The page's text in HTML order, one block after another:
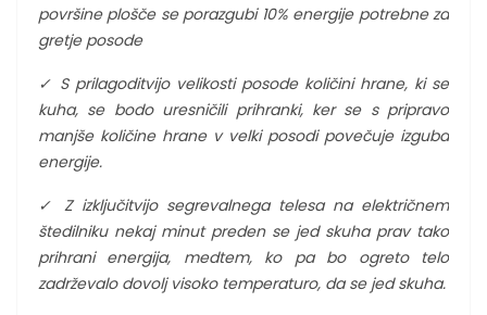
površine plošče se porazgubi 10% energije potrebne za
gretje posode
✓ S prilagoditvijo velikosti posode količini hrane, ki se
kuha, se bodo uresničili prihranki, ker se s pripravo
manjše količine hrane v velki posodi povečuje izguba
energije.
✓ Z izključitvijo segrevalnega telesa na električnem
štedilniku nekaj minut preden se jed skuha prav tako
prihrani energija, medtem, ko pa bo ogreto telo
zadrževalo dovolj visoko temperaturo, da se jed skuha.